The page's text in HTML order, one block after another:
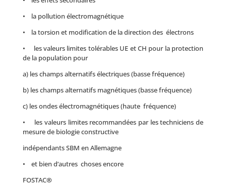
• la pollution électromagnétique
• la torsion et modification de la direction des électrons
• les valeurs limites tolérables UE et CH pour la protection
de la population pour
a) les champs alternatifs électriques (basse fréquence)
b) les champs alternatifs magnétiques (basse fréquence)
c) les ondes électromagnétiques (haute fréquence)
• les valeurs limites recommandées par les techniciens de
mesure de biologie constructive
indépendants SBM en Allemagne
• et bien d’autres choses encore
FOSTAC®